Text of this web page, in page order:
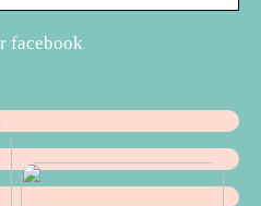
facebook